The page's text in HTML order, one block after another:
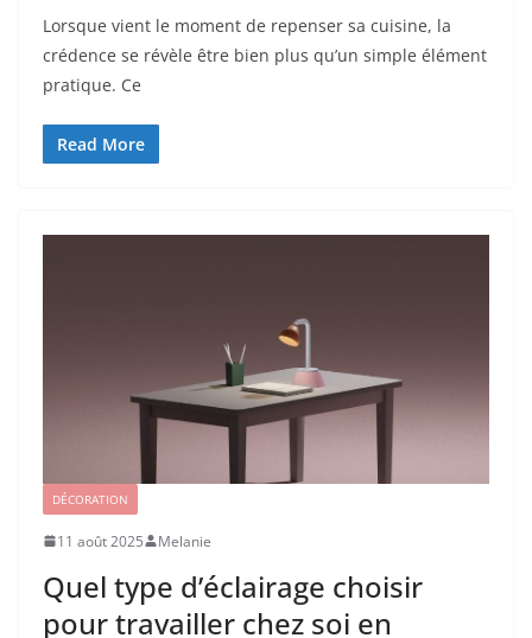
Lorsque vient le moment de repenser sa cuisine, la
crédence se révèle être bien plus qu’un simple élément
pratique. Ce
Read More
DÉCORATION
11 août 2025 Melanie
Quel type d’éclairage choisir
pour travailler chez soi en